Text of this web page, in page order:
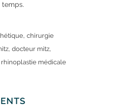
temps.
, chirurgie
, docteur mitz,
rhinoplastie médicale